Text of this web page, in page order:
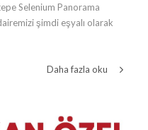
Selenium Panorama
şimdi eşyalı olarak
Daha fazla oku